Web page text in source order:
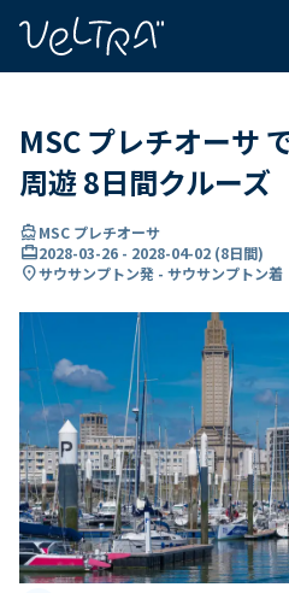
MSC プレチオーサ
周遊 8日間クルーズ
directions_boatMSC プレチオーサ
card_travel2028-03-26 - 2028-04-02 (8日間)
location_onサウサンプトン発 - サウサンプトン着